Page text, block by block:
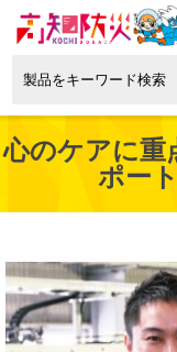
心のケアに重
ポー